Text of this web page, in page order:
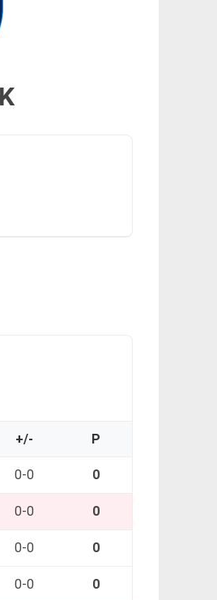
+/- P
0-0 0
0-0 0
0-0 0
0-0 0